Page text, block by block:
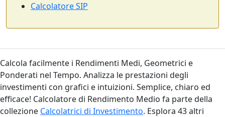
Calcolatore SIP
Calcola facilmente i Rendimenti Medi, Geometrici e
Ponderati nel Tempo. Analizza le prestazioni degli
investimenti con grafici e intuizioni. Semplice, chiaro ed
efficace! Calcolatore di Rendimento Medio fa parte della
collezione Calcolatrici di Investimento. Esplora 43 altri